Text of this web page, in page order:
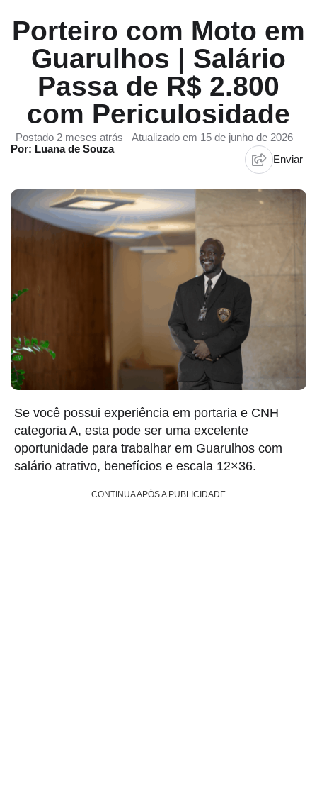
Porteiro com Moto em
Guarulhos | Salário
Passa de R$ 2.800
com Periculosidade
Postado 2 meses atrás
Atualizado em 15 de junho de 2026
Por: Luana de Souza
Enviar
Se você possui experiência em portaria e CNH
categoria A, esta pode ser uma excelente
oportunidade para trabalhar em Guarulhos com
salário atrativo, benefícios e escala 12×36.
CONTINUA APÓS A PUBLICIDADE